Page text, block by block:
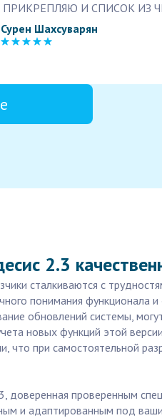
ПРИКРЕПЛЯЮ И СПИСОК ИЗ
Сурен Шахсуварян
2.3
сталкиваются с
понимания функционала
обновлений системы,
новых функций этой
что при самостоятельной
доверенная проверенным
и адаптированным под